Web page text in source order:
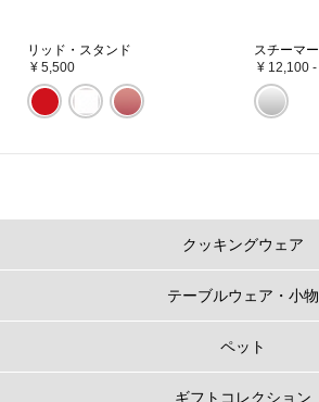
リッド・スタンド
¥ 5,500
スチーマー
¥ 12,100 -
クッキングウェア
テーブルウェア・小物
ペット
ギフトコレクション